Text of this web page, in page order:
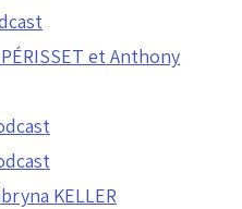
et Anthony
KELLER